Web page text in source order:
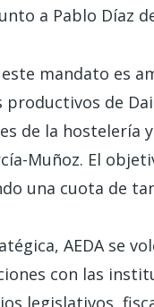
a Pablo Díaz
mandato es
de
de la hostelería
Muñoz. El
una cuota de
AEDA se
con las
legislativos,